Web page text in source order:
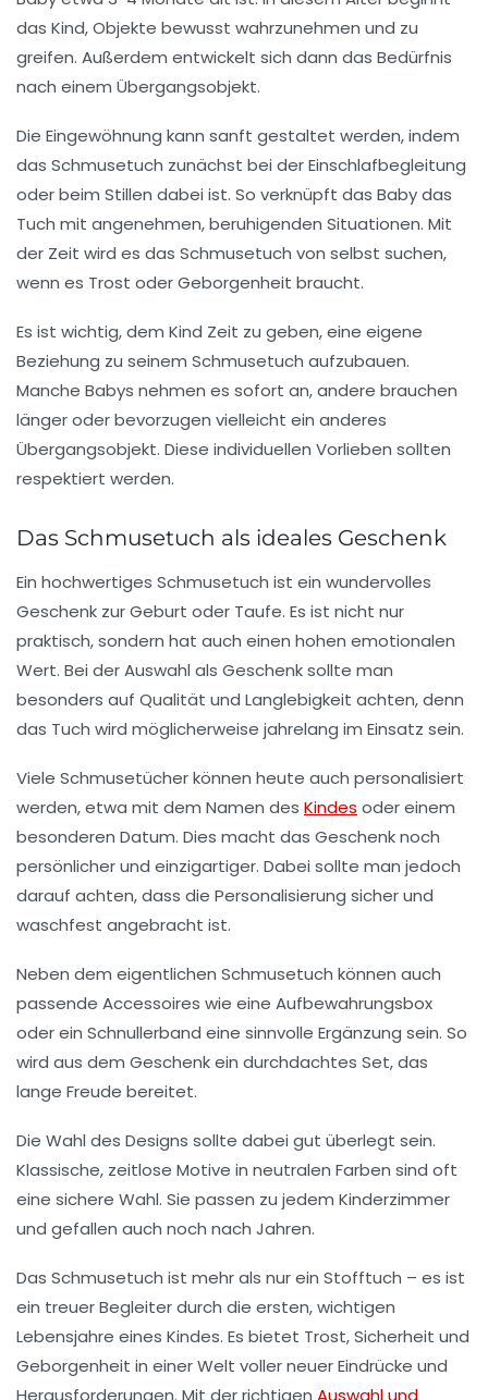
das Kind, Objekte bewusst wahrzunehmen und zu
greifen. Außerdem entwickelt sich dann das Bedürfnis
nach einem Übergangsobjekt.
Die Eingewöhnung kann sanft gestaltet werden, indem
das Schmusetuch zunächst bei der Einschlafbegleitung
oder beim Stillen dabei ist. So verknüpft das Baby das
Tuch mit angenehmen, beruhigenden Situationen. Mit
der Zeit wird es das Schmusetuch von selbst suchen,
wenn es Trost oder Geborgenheit braucht.
Es ist wichtig, dem Kind Zeit zu geben, eine eigene
Beziehung zu seinem Schmusetuch aufzubauen.
Manche Babys nehmen es sofort an, andere brauchen
länger oder bevorzugen vielleicht ein anderes
Übergangsobjekt. Diese individuellen Vorlieben sollten
respektiert werden.
Das Schmusetuch als ideales Geschenk
Ein hochwertiges Schmusetuch ist ein wundervolles
Geschenk zur Geburt oder Taufe. Es ist nicht nur
praktisch, sondern hat auch einen hohen emotionalen
Wert. Bei der Auswahl als Geschenk sollte man
besonders auf Qualität und Langlebigkeit achten, denn
das Tuch wird möglicherweise jahrelang im Einsatz sein.
Viele Schmusetücher können heute auch personalisiert
werden, etwa mit dem Namen des Kindes oder einem
besonderen Datum. Dies macht das Geschenk noch
persönlicher und einzigartiger. Dabei sollte man jedoch
darauf achten, dass die Personalisierung sicher und
waschfest angebracht ist.
Neben dem eigentlichen Schmusetuch können auch
passende Accessoires wie eine Aufbewahrungsbox
oder ein Schnullerband eine sinnvolle Ergänzung sein. So
wird aus dem Geschenk ein durchdachtes Set, das
lange Freude bereitet.
Die Wahl des Designs sollte dabei gut überlegt sein.
Klassische, zeitlose Motive in neutralen Farben sind oft
eine sichere Wahl. Sie passen zu jedem Kinderzimmer
und gefallen auch noch nach Jahren.
Das Schmusetuch ist mehr als nur ein Stofftuch – es ist
ein treuer Begleiter durch die ersten, wichtigen
Lebensjahre eines Kindes. Es bietet Trost, Sicherheit und
Geborgenheit in einer Welt voller neuer Eindrücke und
Herausforderungen. Mit der richtigen Auswahl und